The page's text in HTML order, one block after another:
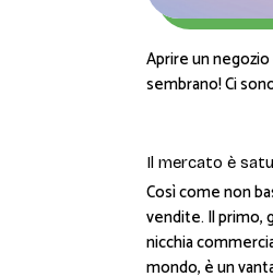
Aprire un
sembrano! Ci
Il mercato è
Così come non
vendite. Il primo,
nicchia
mondo, è un